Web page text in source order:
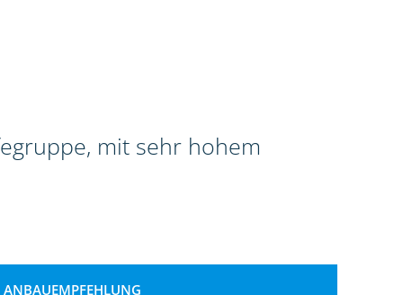
mit sehr hohem
ANBAUEMPFEHLUNG